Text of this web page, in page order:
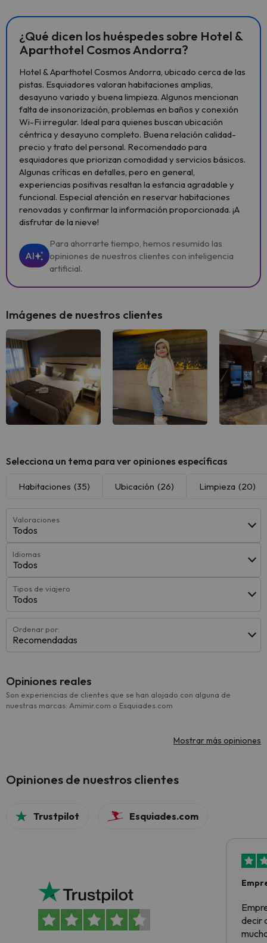
¿Qué dicen los huéspedes sobre Hotel &
Aparthotel Cosmos Andorra?
Hotel & Aparthotel Cosmos Andorra, ubicado cerca de las
pistas. Esquiadores valoran habitaciones amplias,
desayuno variado y buena limpieza. Algunos mencionan
falta de insonorización, problemas en baños y conexión
Wi-Fi irregular. Ideal para quienes buscan ubicación
céntrica y desayuno completo. Buena relación calidad-
precio y trato del personal. Recomendado para
esquiadores que priorizan comodidad y servicios básicos.
Algunas críticas en detalles, pero en general,
experiencias positivas resaltan la estancia agradable y
funcional. Especial atención en reservar habitaciones
renovadas y confirmar la información proporcionada. ¡A
disfrutar de la nieve!
AI
Para ahorrarte tiempo, hemos resumido las
opiniones de nuestros clientes con inteligencia
artificial.
Imágenes de nuestros clientes
Selecciona un tema para ver opiniones específicas
Habitaciones (35) Ubicación (26) Limpieza (20)
Valoraciones
Todos
Idiomas
Todos
Tipos de viajero
Todos
Ordenar por:
Recomendadas
Opiniones reales
Son experiencias de clientes que se han alojado con alguna de
nuestras marcas: Amimir.com o Esquiades.com
Mostrar más opiniones
Opiniones de nuestros clientes
Trustpilot Esquiades.com
decir